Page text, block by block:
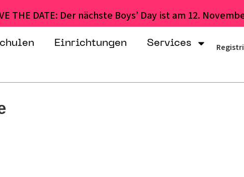
THE DATE: Der nächste Boys’ Day ist am 12.
Einrichtungen Services